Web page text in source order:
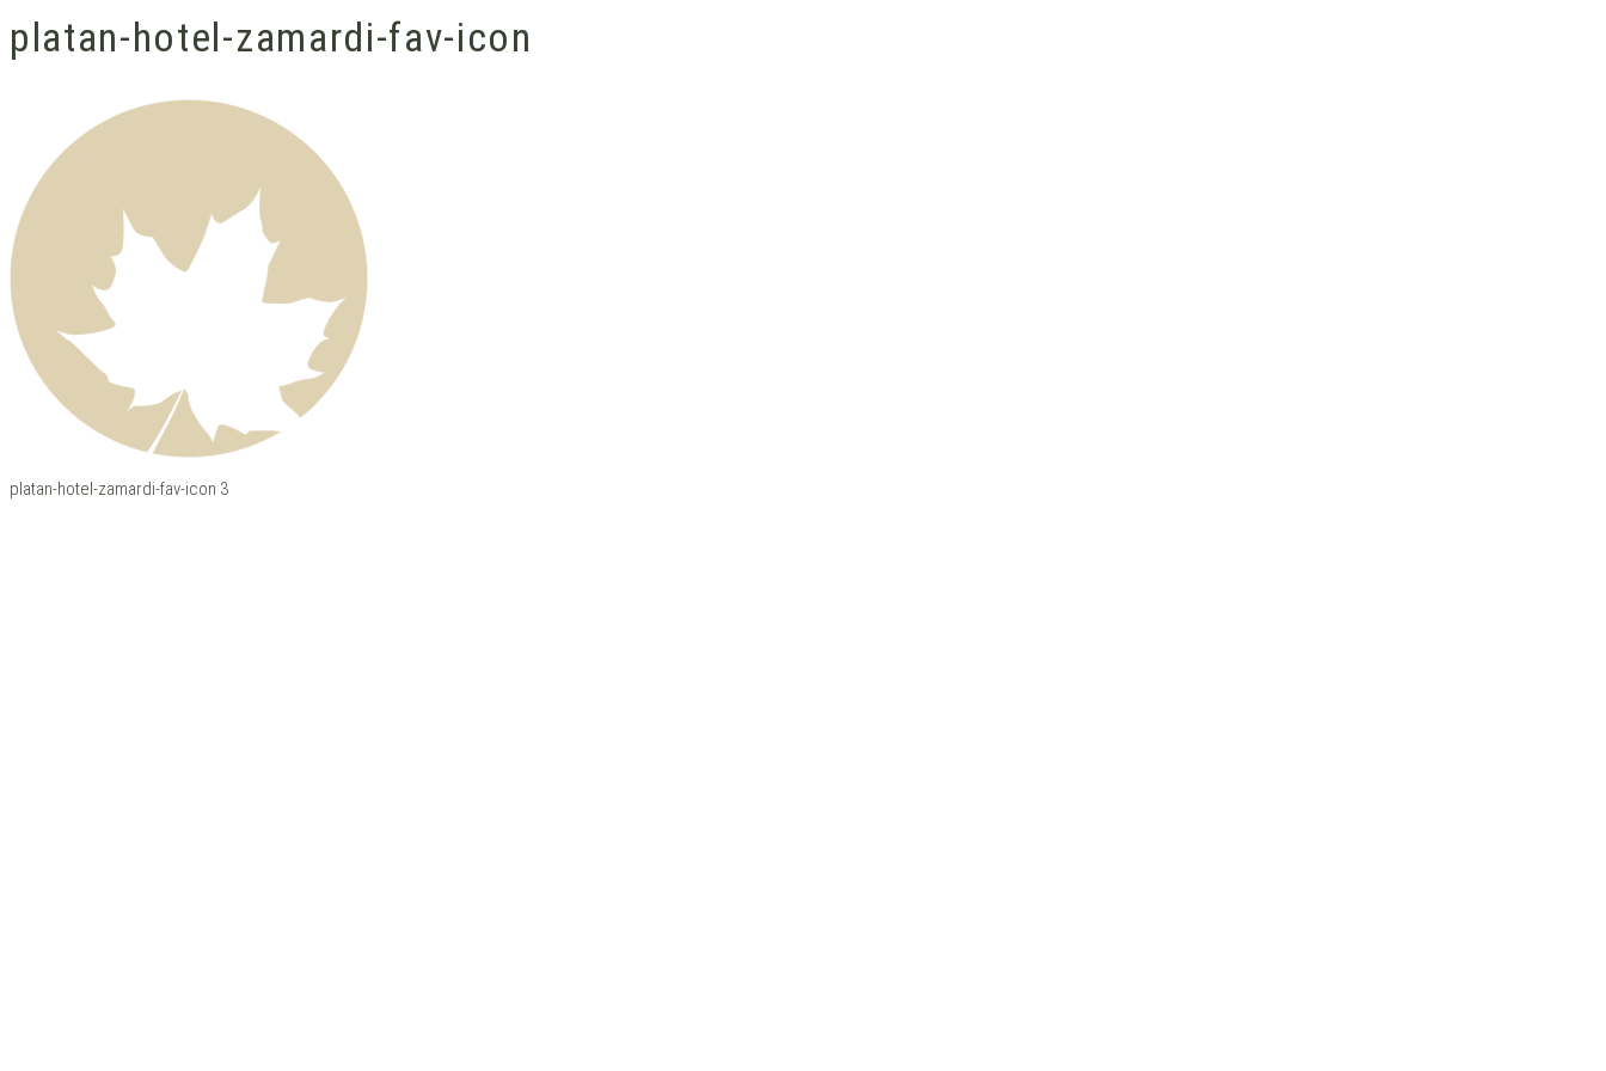
platan-hotel-zamardi-fav-icon
platan-hotel-zamardi-fav-icon 3